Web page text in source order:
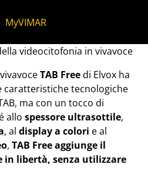
MyVIMAR
Free
videocitofonia in vivavoce
TAB Freedi Elvox ha
caratteristiche tecnologiche
ma con un tocco di
allo spessore ultrasottile,
, al display a colori e al
, TAB Free aggiunge il
in libertà, senza utilizzare